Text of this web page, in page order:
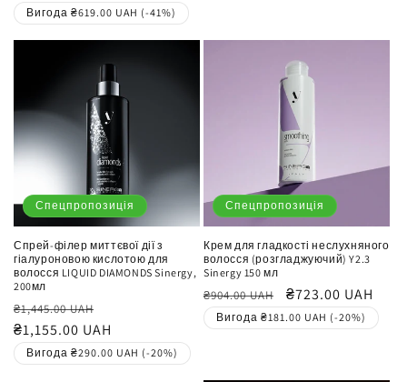
Вигода ₴619.00 UAH (-41%)
Спецпропозиція
Спрей-філер миттєвої дії з
гіалуроновою кислотою для
волосся LIQUID DIAMONDS Sinergy,
200мл
Звичайна
ціна
₴1,445.00 UAH
продажу
₴1,155.00 UAH
Вигода ₴290.00 UAH (-20%)
Спецпропозиція
Крем для гладкості неслухняного
волосся (розгладжуючий) Y2.3
Sinergy 150 мл
Звичайна
ціна
₴904.00 UAH
Ціна
продажу
₴723.00 UAH
Вигода ₴181.00 UAH (-20%)